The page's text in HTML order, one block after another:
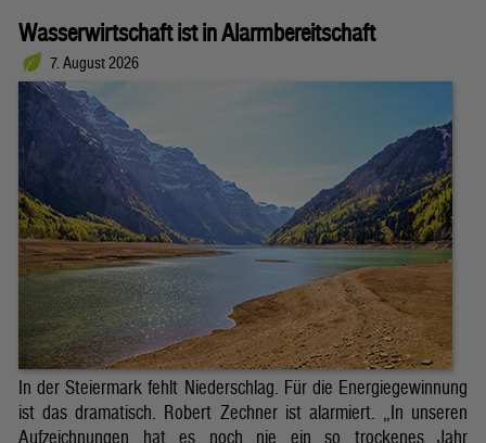
Wasserwirtschaft ist in Alarmbereitschaft
7. August 2026
In der Steiermark fehlt Niederschlag. Für die Energiegewinnung
ist das dramatisch. Robert Zechner ist alarmiert. „In unseren
Aufzeichnungen hat es noch nie ein so trockenes Jahr